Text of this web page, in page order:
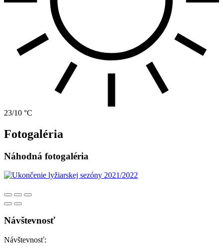
23/10 °C
Fotogaléria
Náhodná fotogaléria
Návštevnosť
Návštevnosť: